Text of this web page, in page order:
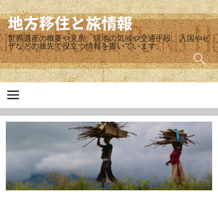
Skip
to
content
地方移住と旅情報
世界遺産の概要や見所、現地の気候や交通手段、入国やビ
ザなどの旅先で役立つ情報を書いています。